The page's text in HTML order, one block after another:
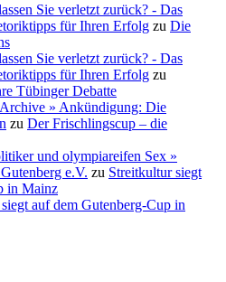
Sie verletzt zurück? - Das
für Ihren Erfolg zu Die
Sie verletzt zurück? - Das
für Ihren Erfolg zu
Tübinger Debatte
» Ankündigung: Die
zu Der Frischlingscup – die
und olympiareifen Sex »
e.V. zu Streitkultur siegt
in Mainz
auf dem Gutenberg-Cup in